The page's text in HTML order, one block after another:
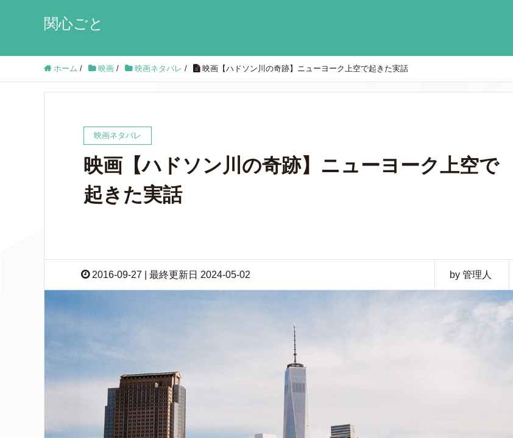
関心ごと
ホーム / 映画 / 映画ネタバレ / 映画【ハドソン川の奇跡】ニューヨーク上空で起きた実話
映画ネタバレ
映画【ハドソン川の奇跡】ニューヨーク上空で
起きた実話
2016-09-27 | 最終更新日 2024-05-02 by 管理人